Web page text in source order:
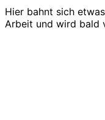
Hier bahnt sich
Arbeit und wird bald